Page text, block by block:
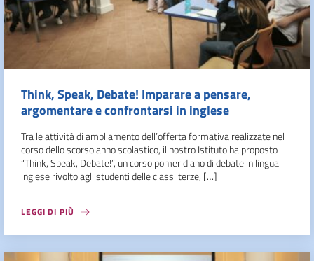
Think, Speak, Debate! Imparare a pensare,
argomentare e confrontarsi in inglese
Tra le attività di ampliamento dell’offerta formativa realizzate nel
corso dello scorso anno scolastico, il nostro Istituto ha proposto
“Think, Speak, Debate!”, un corso pomeridiano di debate in lingua
inglese rivolto agli studenti delle classi terze, […]
LEGGI DI PIÙ